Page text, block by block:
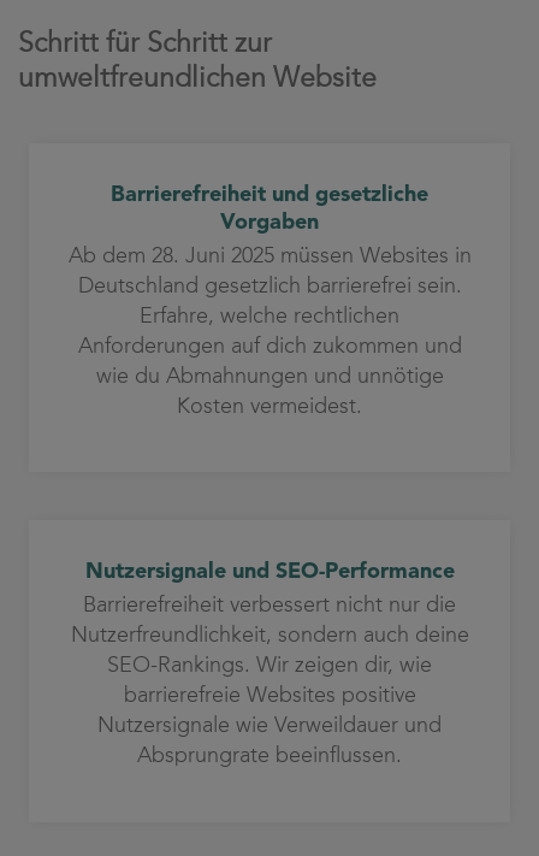
Schritt für Schritt zur
umweltfreundlichen Website
Barrierefreiheit und gesetzliche
Vorgaben
Ab dem 28. Juni 2025 müssen Websites in
Deutschland gesetzlich barrierefrei sein.
Erfahre, welche rechtlichen
Anforderungen auf dich zukommen und
wie du Abmahnungen und unnötige
Kosten vermeidest.
Nutzersignale und SEO-Performance
Barrierefreiheit verbessert nicht nur die
Nutzerfreundlichkeit, sondern auch deine
SEO-Rankings. Wir zeigen dir, wie
barrierefreie Websites positive
Nutzersignale wie Verweildauer und
Absprungrate beeinflussen.